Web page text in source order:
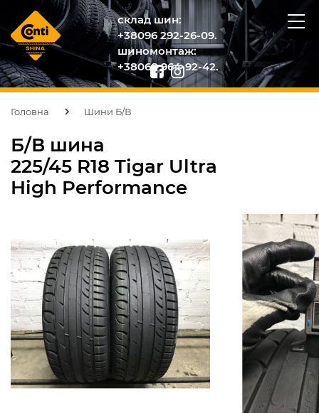
склад шин:
+38096 292-26-09.
шиномонтаж:
+38068 964-92-42.
Головна Шини Б/В
Б/В шина
225/45 R18 Tigar Ultra
High Performance